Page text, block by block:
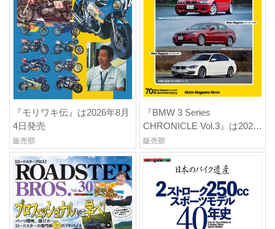
『モリワキ伝』は2026年8月
4日発売
販売部
『BMW 3 Series
CHRONICLE Vol.3』は2026
年7月31日発売
販売部